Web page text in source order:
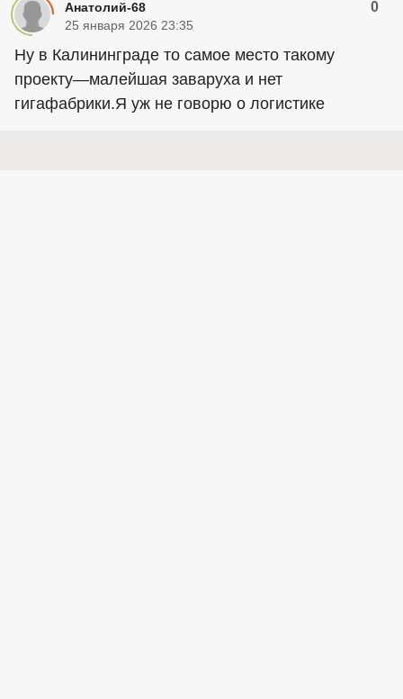
Анатолий-68 0
25 января 2026 23:35
Ну в Калининграде то самое место такому
проекту—малейшая заваруха и нет
гигафабрики.Я уж не говорю о логистике